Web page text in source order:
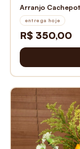
Arranjo
entrega hoje
R$ 350,00